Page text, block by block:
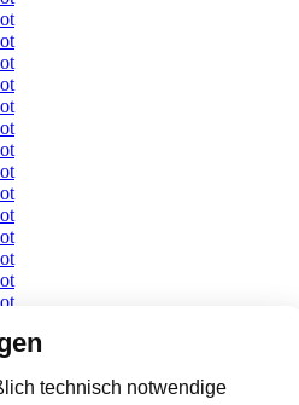
technisch notwendige